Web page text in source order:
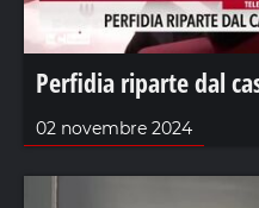
Perfidia riparte dal
02 novembre 2024